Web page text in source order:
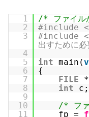
1
/* ファイル
2
#include
3
#include
出すために
4
5
int main(
6
{
7
FILE
8
int
c;
9
10
/* フ
11
fp =